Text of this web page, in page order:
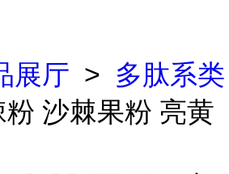
展厅 > 多肽系类
粉 沙棘果粉 亮黄